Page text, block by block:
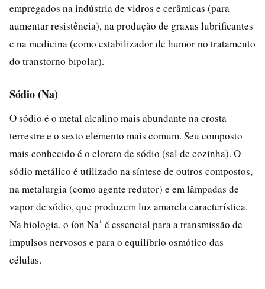
empregados na indústria de vidros e cerâmicas (para
aumentar resistência), na produção de graxas lubrificantes
e na medicina (como estabilizador de humor no tratamento
do transtorno bipolar).
Sódio (Na)
O sódio é o metal alcalino mais abundante na crosta
terrestre e o sexto elemento mais comum. Seu composto
mais conhecido é o cloreto de sódio (sal de cozinha). O
sódio metálico é utilizado na síntese de outros compostos,
na metalurgia (como agente redutor) e em lâmpadas de
vapor de sódio, que produzem luz amarela característica.
Na biologia, o íon Na⁺ é essencial para a transmissão de
impulsos nervosos e para o equilíbrio osmótico das
células.